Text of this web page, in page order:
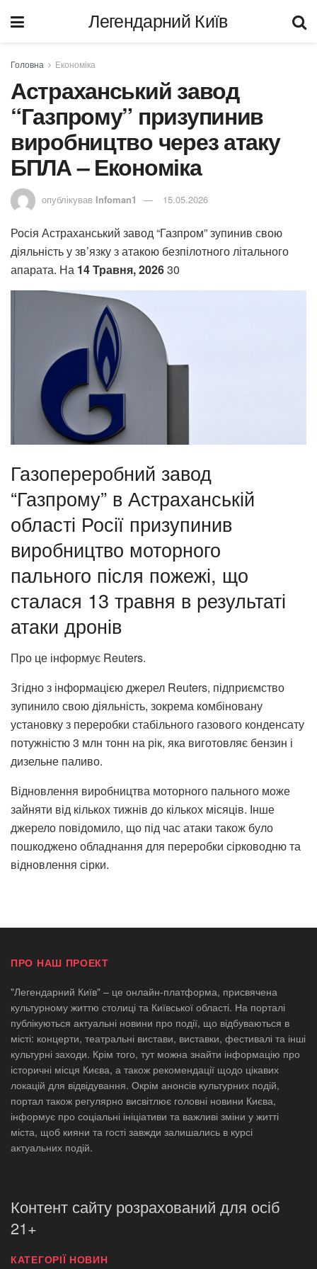
Легендарний Київ
Головна Економіка
Астраханський завод
“Газпрому” призупинив
виробництво через атаку
БПЛА – Економіка
опублікував Infoman1 15.05.2026
Росія Астраханський завод “Газпром” зупинив свою
діяльність у зв’язку з атакою безпілотного літального
апарата. На 14 Травня, 202630
Газопереробний завод
“Газпрому” в Астраханській
області Росії призупинив
виробництво моторного
пального після пожежі, що
сталася 13 травня в результаті
атаки дронів
Про це інформує Reuters.
Згідно з інформацією джерел Reuters, підприємство
зупинило свою діяльність, зокрема комбіновану
установку з переробки стабільного газового конденсату
потужністю 3 млн тонн на рік, яка виготовляє бензин і
дизельне паливо.
Відновлення виробництва моторного пального може
зайняти від кількох тижнів до кількох місяців. Інше
джерело повідомило, що під час атаки також було
пошкоджено обладнання для переробки сірководню та
відновлення сірки.
ПРО НАШ ПРОЕКТ
"Легендарний Київ" – це онлайн-платформа, присвячена
культурному життю столиці та Київської області. На порталі
публікуються актуальні новини про події, що відбуваються в
місті: концерти, театральні вистави, виставки, фестивалі та інші
культурні заходи. Крім того, тут можна знайти інформацію про
історичні місця Києва, а також рекомендації щодо цікавих
локацій для відвідування. Окрім анонсів культурних подій,
портал також регулярно висвітлює головні новини Києва,
інформує про соціальні ініціативи та важливі зміни у житті
міста, щоб кияни та гості завжди залишались в курсі
актуальних подій.
Контент сайту розрахований для осіб
21+
КАТЕГОРІЇ НОВИН